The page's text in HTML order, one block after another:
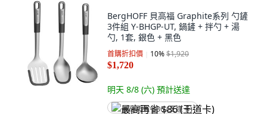
BergHOFF 貝高福 Graphite系列 勺鏟
3件組 Y-BHGP-UT, 鍋鏟 + 拌勺 + 湯
勺, 1套, 銀色 + 黑色
首購折扣價 10%$1,920
$1,720
明天 8/8 (六) 預計送達
最高再省 $86 (王道卡)